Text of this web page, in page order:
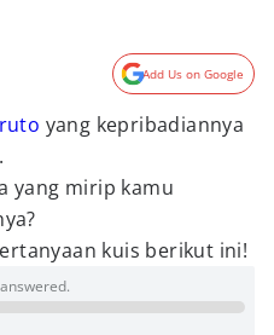
Add Us on Google
yang kepribadiannya
yang mirip kamu
kuis berikut ini!